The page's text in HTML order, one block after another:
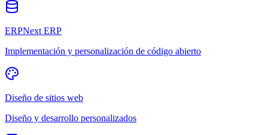
ERPNext ERP
Implementación y personalización de código abierto
Diseño de sitios web
Diseño y desarrollo personalizados